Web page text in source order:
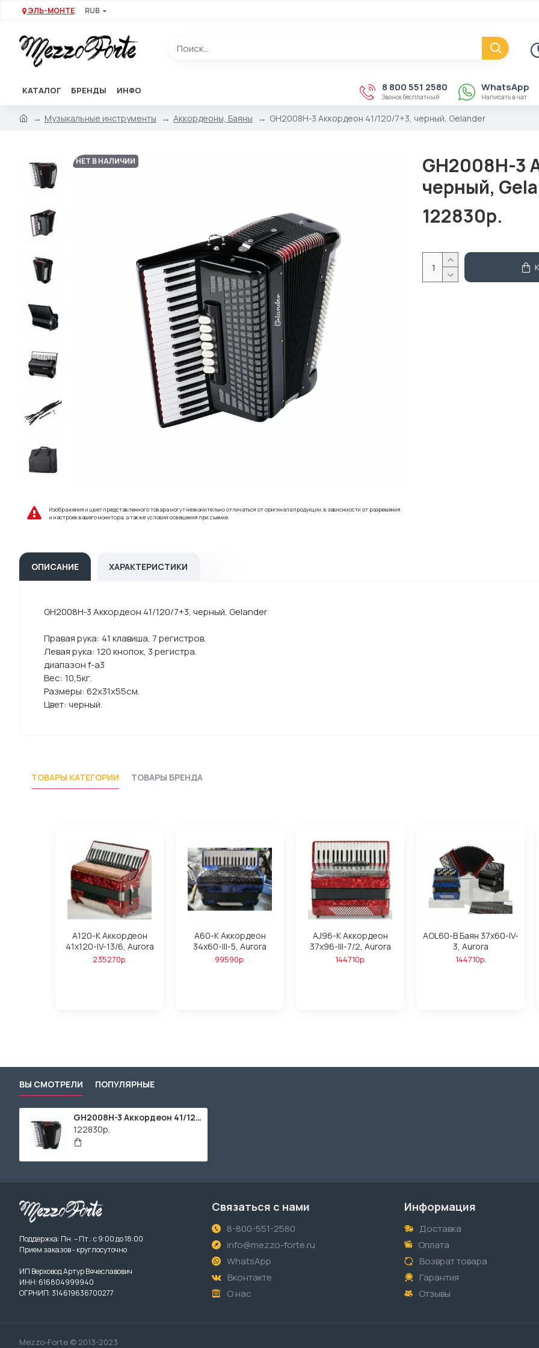
ЭЛЬ-МОНТЕ RUB
КАТАЛОГ БРЕНДЫ ИНФО 8 800 551 2580
Звонок бесплатный
WhatsApp
Написать в чат
Музыкальные инструменты Аккордеоны, Баяны GH2008H-3 Аккордеон 41/120/7+3, черный, Gelander
НЕТ В НАЛИЧИИ
Изображения и цвет представленного товара могут незначительно отличаться от оригинала продукции, в зависимости от разрешения
и настроек вашего монитора, а также условий освещения при съемке.
GH2008H-3
черный,
122830р.
ОПИСАНИЕ ХАРАКТЕРИСТИКИ
GH2008H-3 Аккордеон 41/120/7+3, черный, Gelander
Правая рука: 41 клавиша, 7 регистров.
Левая рука: 120 кнопок, 3 регистра.
диапазон f-a3
Вес: 10,5кг.
Размеры: 62х31х55см.
Цвет: черный.
ТОВАРЫ КАТЕГОРИИ ТОВАРЫ БРЕНДА
A120-K Аккордеон
41х120-IV-13/6, Aurora
235270р.
A60-K Аккордеон
34х60-III-5, Aurora
99590р.
AJ96-K Аккордеон
37х96-III-7/2, Aurora
144710р.
AOL60-B Баян 37х60-IV-
3, Aurora
144710р.
ВЫ СМОТРЕЛИ ПОПУЛЯРНЫЕ
GH2008H-3 Аккордеон 41/120/7+3, черный, Gelander
122830р.
Поддержка: Пн. – Пт.: с 9:00 до 18:00
Прием заказов - круглосуточно
ИП Верховод Артур Вячеславович
ИНН: 616804999940
ОГРНИП: 314619636700277
Связаться с нами
8-800-551-2580
info@mezzo-forte.ru
WhatsApp
Вконтакте
О нас
Информация
Доставка
Оплата
Возврат товара
Гарантия
Отзывы
Mezzo-Forte © 2013-2023